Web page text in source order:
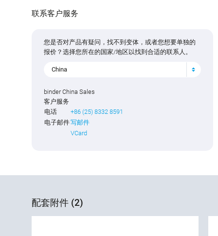
联系客户服务
您是否对产品有疑问，找不到变体，或者您想要单独的
报价？选择您所在的国家/地区以找到合适的联系人。
China
binder China Sales
客户服务
电话
+86 (25) 8332 8591
电子邮件写邮件
VCard
配套附件 (2)